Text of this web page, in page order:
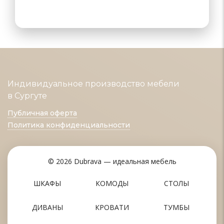
Индивидуальное производство мебели
в Сургуте
Публичная оферта
Политика конфиденциальности
© 2026 Dubrava — идеальная мебель
ШКАФЫ КОМОДЫ СТОЛЫ
ДИВАНЫ КРОВАТИ ТУМБЫ